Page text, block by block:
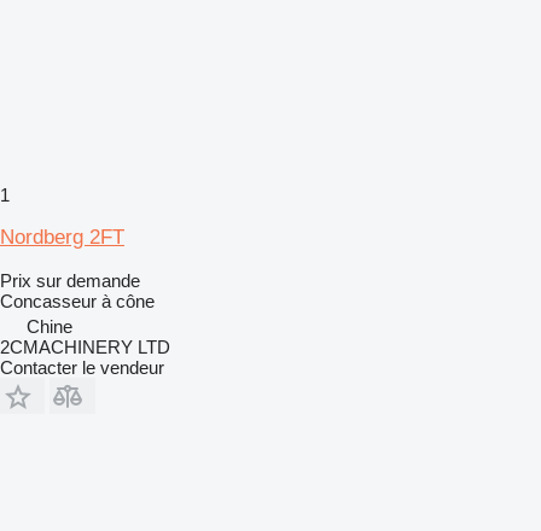
1
Nordberg 2FT
Prix sur demande
Concasseur à cône
Chine
2CMACHINERY LTD
Contacter le vendeur